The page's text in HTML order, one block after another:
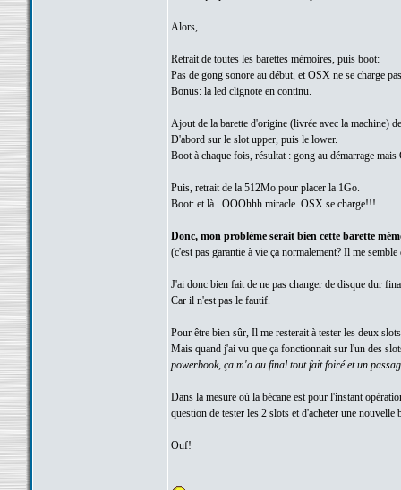
Alors,
Retrait de toutes les barettes mémoires, puis boot:
Pas de gong sonore au début, et OSX ne se charge
Bonus: la led clignote en continu.
Ajout de la barette d'origine (livrée avec la machine)
D'abord sur le slot upper, puis le lower.
Boot à chaque fois, résultat : gong au démarrage
Puis, retrait de la 512Mo pour placer la 1Go.
Boot: et là...OOOhhh miracle. OSX se charge!!!
Donc, mon problème serait bien cette barette
(c'est pas garantie à vie ça normalement? Il me
J'ai donc bien fait de ne pas changer de disque dur
Car il n'est pas le fautif.
Pour être bien sûr, Il me resterait à tester les deux
Mais quand j'ai vu que ça fonctionnait sur l'un des
powerbook, ça m'a au final tout fait foiré et un
Dans la mesure où la bécane est pour l'instant
question de tester les 2 slots et d'acheter une nouvelle
Ouf!